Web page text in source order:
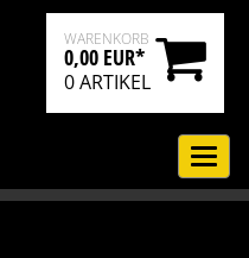
WARENKORB
0,00 EUR*
0ARTIKEL
ein-/